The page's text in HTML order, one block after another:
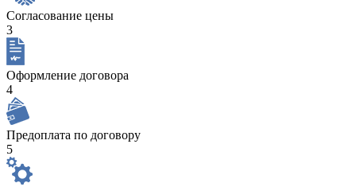
Согласование цены
3
Оформление договора
4
Предоплата по договору
5